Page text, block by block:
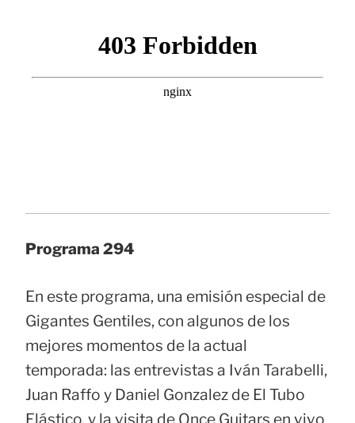
Programa 294
En este programa, una emisión especial de
Gigantes Gentiles, con algunos de los
mejores momentos de la actual
temporada: las entrevistas a Iván Tarabelli,
Juan Raffo y Daniel Gonzalez de El Tubo
Elástico, y la visita de Once Guitars en vivo